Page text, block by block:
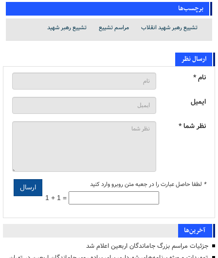
برچسب‌ها
تشییع رهبر شهید انقلاب مراسم تشییع تشییع رهبر شهید
ارسال نظر
نام *
ایمیل
نظر شما *
* لطفا حاصل عبارت را در جعبه متن روبرو وارد کنید
1 + 1 =
آخرین‌ها
جزئیات مراسم بزرگ جاماندگان اربعین اعلام شد